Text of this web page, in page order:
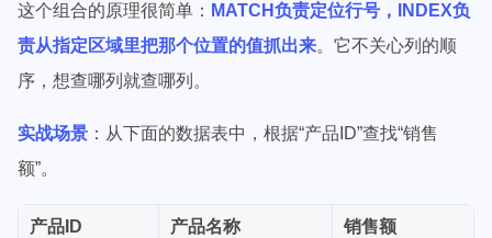
这个组合的原理很简单： MATCH负责定位行号，INDEX负
责从指定区域里把那个位置的值抓出来。它不关心列的顺
序，想查哪列就查哪列。
实战场景 ：从下面的数据表中，根据“产品ID”查找“销售
额”。
产品ID 产品名称 销售额